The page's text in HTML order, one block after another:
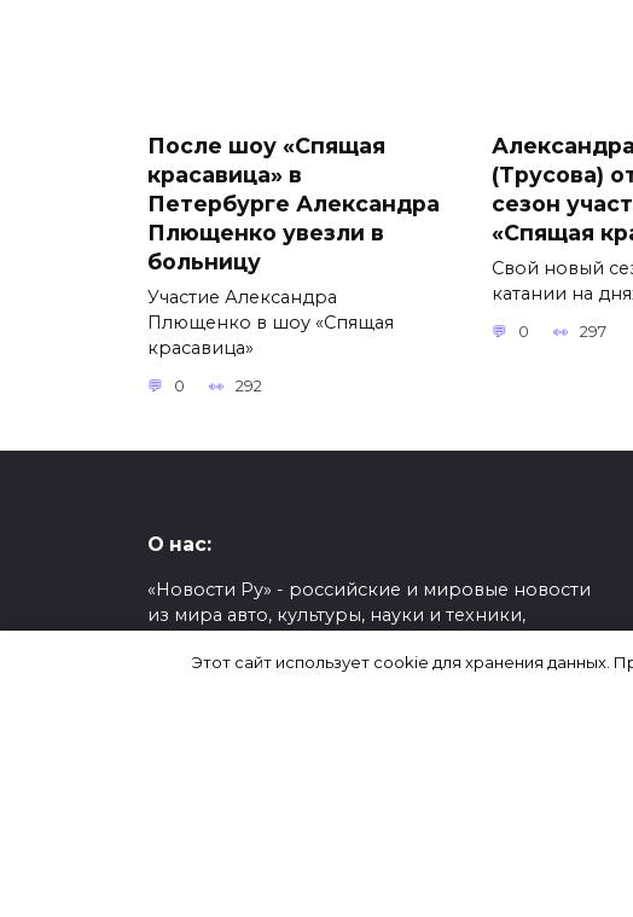
После шоу «Спящая
красавица» в
Петербурге Александра
Плющенко увезли в
больницу
Участие Александра
Плющенко в шоу «Спящая
красавица»
0 292
(Трусова)
сезон
«Спящая
Свой новый
катании на
0 297
О нас:
«Новости Ру» - российские и мировые новости
из мира авто, культуры, науки и техники,
экономики.
Этот сайт использует cookie для хранения данных.